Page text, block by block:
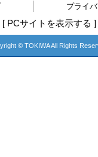
プライ
[ PCサイトを表示する ]
© TOKIWA All Rights